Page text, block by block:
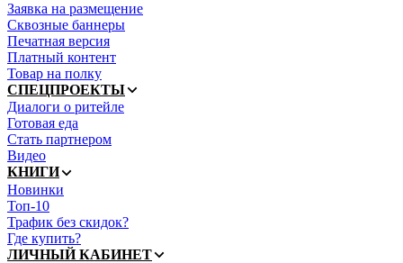
Заявка на размещение
Сквозные баннеры
Печатная версия
Платный контент
Товар на полку
СПЕЦПРОЕКТЫ
Диалоги о ритейле
Готовая еда
Стать партнером
Видео
КНИГИ
Новинки
Топ-10
Трафик без скидок?
Где купить?
ЛИЧНЫЙ КАБИНЕТ